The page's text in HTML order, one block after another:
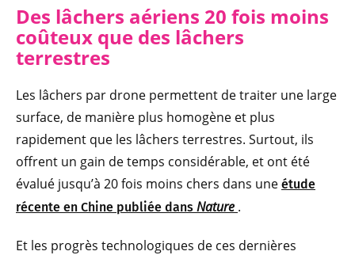
Des lâchers aériens 20 fois moins
coûteux que des lâchers
terrestres
Les lâchers par drone permettent de traiter une large
surface, de manière plus homogène et plus
rapidement que les lâchers terrestres. Surtout, ils
offrent un gain de temps considérable, et ont été
évalué jusqu’à 20 fois moins chers dans une étude
récente en Chine publiée dans Nature .
Et les progrès technologiques de ces dernières